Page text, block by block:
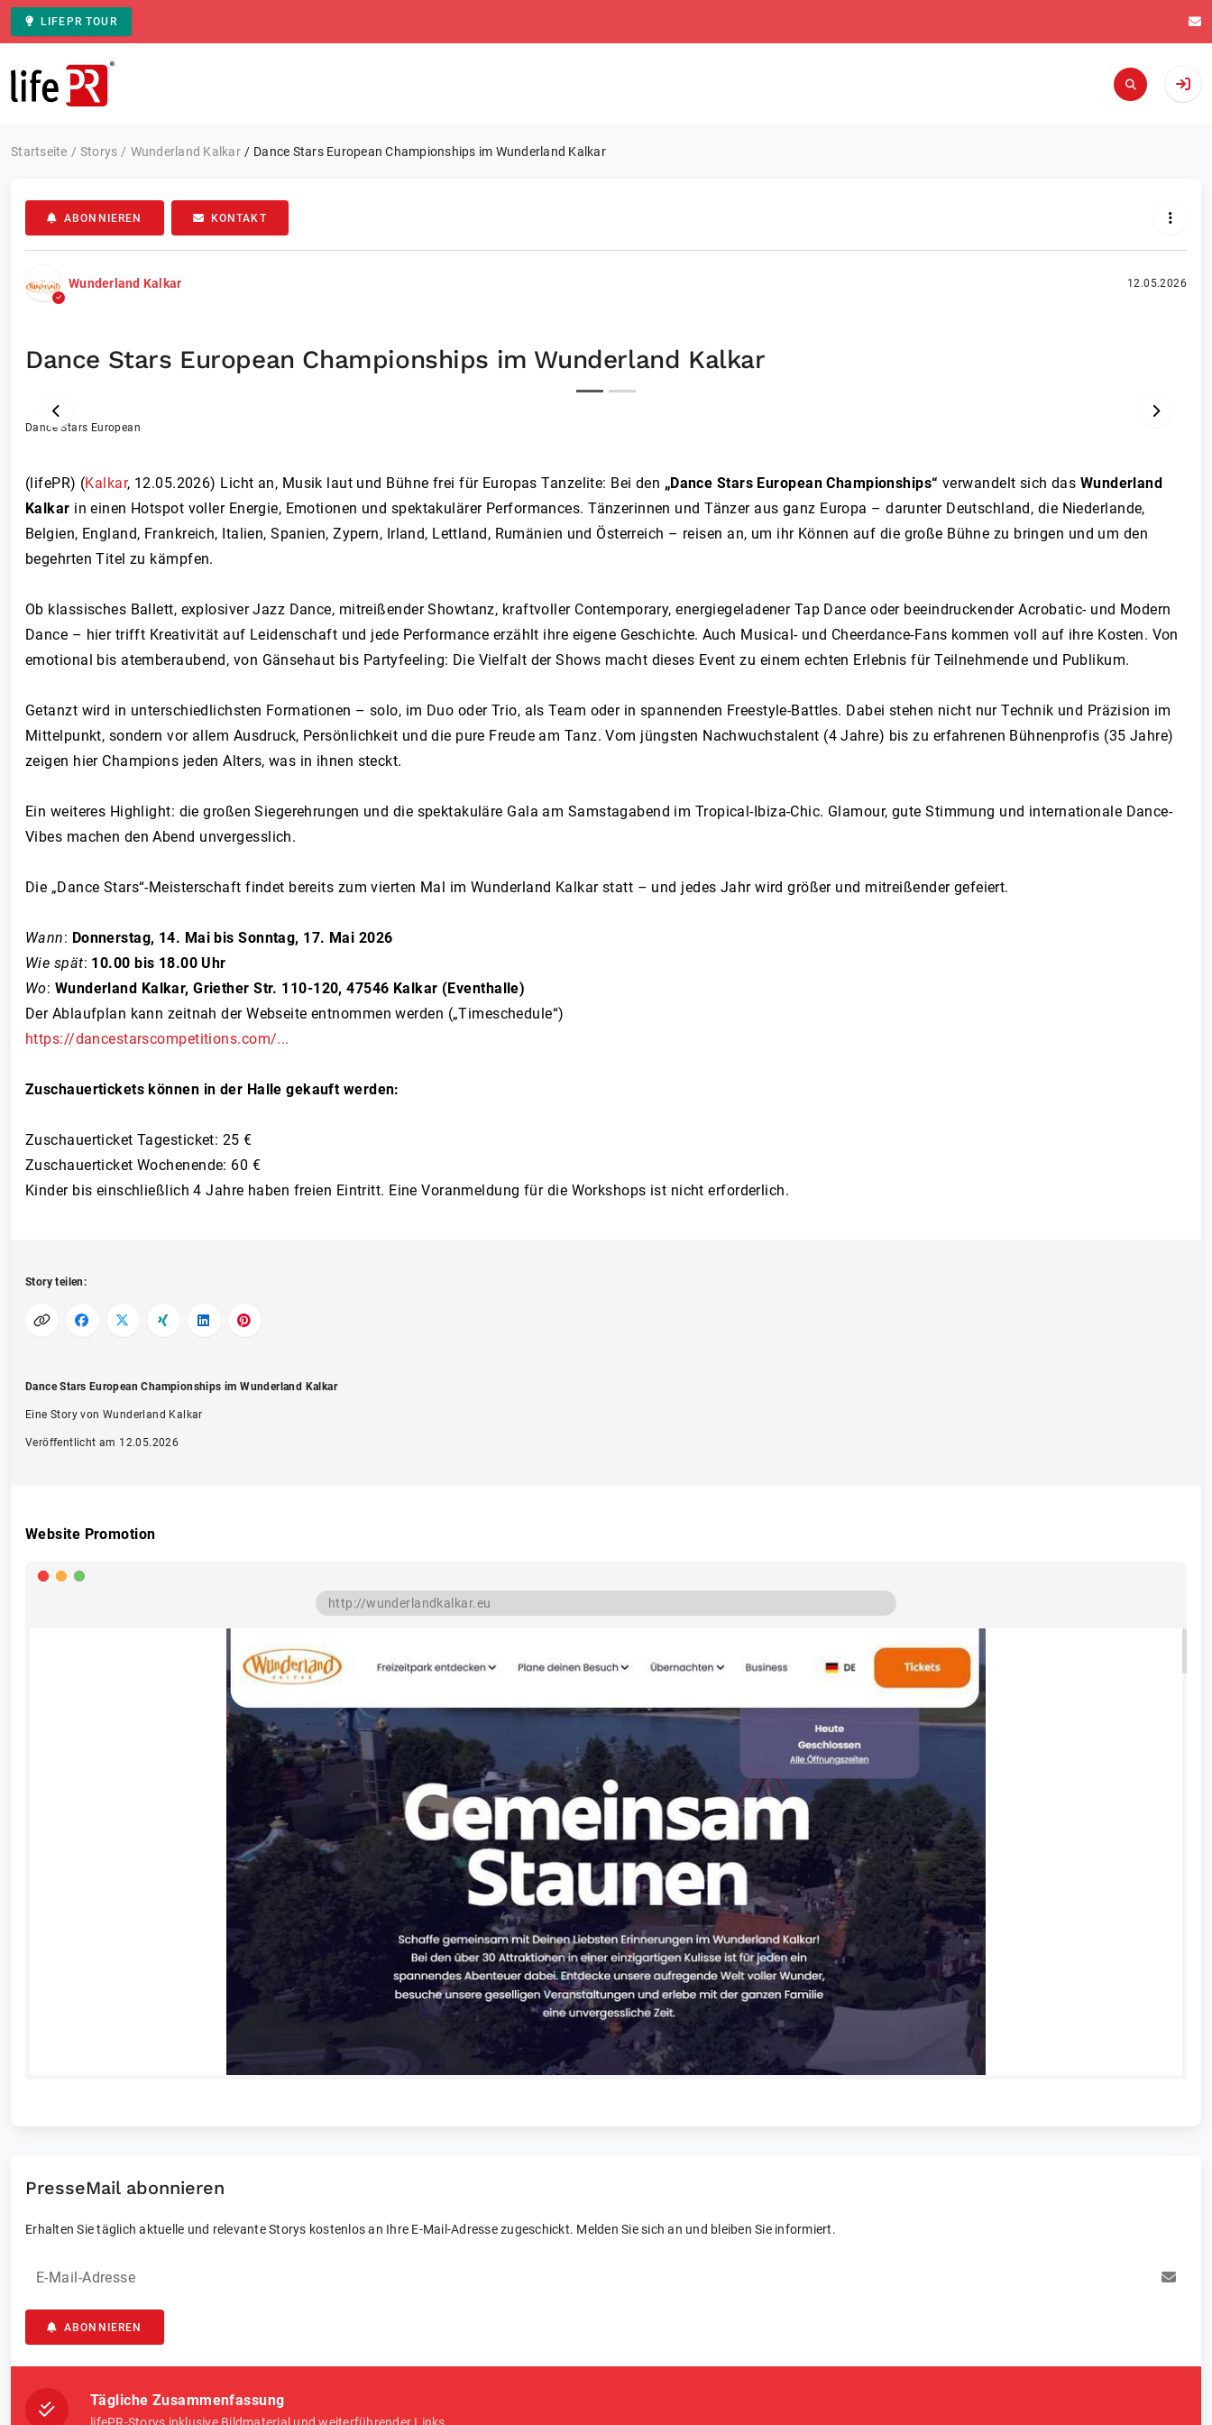
LIFEPR TOUR
Zur Startseite
Startseite Storys Wunderland Kalkar Dance Stars European Championships im Wunderland Kalkar
ABONNIEREN KONTAKT
Wunderland Kalkar 12.05.2026
Dance Stars European Championships im Wunderland Kalkar
Dance Stars European
ZURÜCK
(lifePR) (Kalkar, 12.05.2026) Licht an, Musik laut und Bühne frei für Europas Tanzelite: Bei den „Dance Stars European Championships“ verwandelt sich das Wunderland
Kalkar in einen Hotspot voller Energie, Emotionen und spektakulärer Performances. Tänzerinnen und Tänzer aus ganz Europa – darunter Deutschland, die Niederlande,
Belgien, England, Frankreich, Italien, Spanien, Zypern, Irland, Lettland, Rumänien und Österreich – reisen an, um ihr Können auf die große Bühne zu bringen und um den
begehrten Titel zu kämpfen.
Ob klassisches Ballett, explosiver Jazz Dance, mitreißender Showtanz, kraftvoller Contemporary, energiegeladener Tap Dance oder beeindruckender Acrobatic- und Modern
Dance – hier trifft Kreativität auf Leidenschaft und jede Performance erzählt ihre eigene Geschichte. Auch Musical- und Cheerdance-Fans kommen voll auf ihre Kosten. Von
emotional bis atemberaubend, von Gänsehaut bis Partyfeeling: Die Vielfalt der Shows macht dieses Event zu einem echten Erlebnis für Teilnehmende und Publikum.
Getanzt wird in unterschiedlichsten Formationen – solo, im Duo oder Trio, als Team oder in spannenden Freestyle-Battles. Dabei stehen nicht nur Technik und Präzision im
Mittelpunkt, sondern vor allem Ausdruck, Persönlichkeit und die pure Freude am Tanz. Vom jüngsten Nachwuchstalent (4 Jahre) bis zu erfahrenen Bühnenprofis (35 Jahre)
zeigen hier Champions jeden Alters, was in ihnen steckt.
Ein weiteres Highlight: die großen Siegerehrungen und die spektakuläre Gala am Samstagabend im Tropical-Ibiza-Chic. Glamour, gute Stimmung und internationale Dance-
Vibes machen den Abend unvergesslich.
Die „Dance Stars“-Meisterschaft findet bereits zum vierten Mal im Wunderland Kalkar statt – und jedes Jahr wird größer und mitreißender gefeiert.
Wann: Donnerstag, 14. Mai bis Sonntag, 17. Mai 2026
Wie spät: 10.00 bis 18.00 Uhr
Wo: Wunderland Kalkar, Griether Str. 110-120, 47546 Kalkar (Eventhalle)
Der Ablaufplan kann zeitnah der Webseite entnommen werden („Timeschedule“)
https://dancestarscompetitions.com/...
Zuschauertickets können in der Halle gekauft werden:
Zuschauerticket Tagesticket: 25 €
Zuschauerticket Wochenende: 60 €
Kinder bis einschließlich 4 Jahre haben freien Eintritt. Eine Voranmeldung für die Workshops ist nicht erforderlich.
Story teilen:
Dance Stars European Championships im Wunderland Kalkar
Eine Story von Wunderland Kalkar
Veröffentlicht am 12.05.2026
Website Promotion
PresseMail abonnieren
Erhalten Sie täglich aktuelle und relevante Storys kostenlos an Ihre E-Mail-Adresse zugeschickt. Melden Sie sich an und bleiben Sie informiert.
E-Mail-Adresse
ABONNIEREN
Tägliche Zusammenfassung
lifePR-Storys inklusive Bildmaterial und weiterführender Links